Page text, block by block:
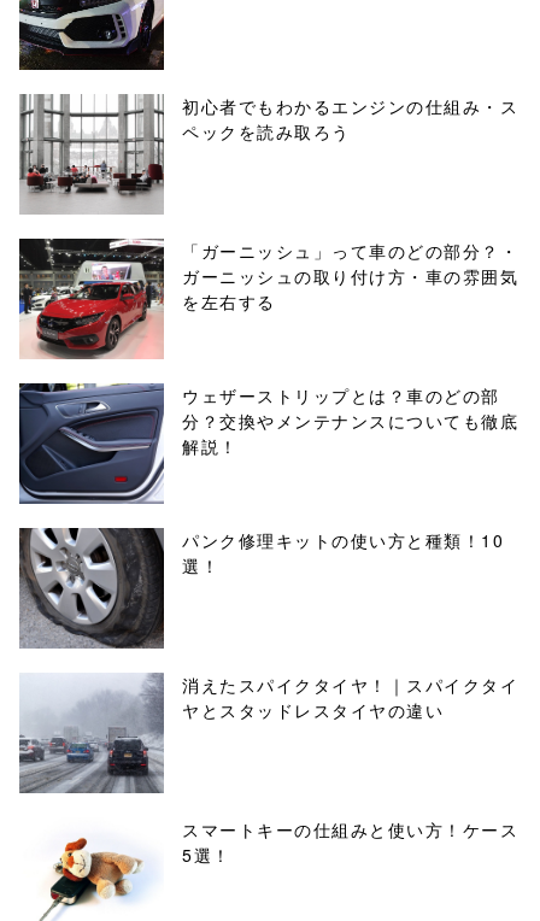
初心者でもわかるエンジンの仕組み・ス
ペックを読み取ろう
「ガーニッシュ」って車のどの部分？・
ガーニッシュの取り付け方・車の雰囲気
を左右する
ウェザーストリップとは？車のどの部
分？交換やメンテナンスについても徹底
解説！
パンク修理キットの使い方と種類！10
選！
消えたスパイクタイヤ！｜スパイクタイ
ヤとスタッドレスタイヤの違い
スマートキーの仕組みと使い方！ケース
5選！